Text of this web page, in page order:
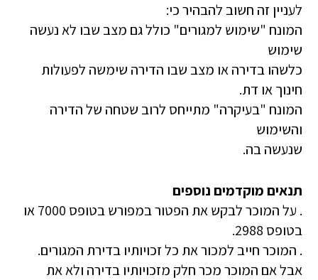
לעניין זה חשוב להבהיר כי:
המונח "שימוש למגורים" כולל גם מצב שבו לא נעשה
שימוש
כלשהו בדירה או מצב שבו הדירה שימשה לפעולות
חינוך או דת.
המונח "בעיקרה" מתייחס לרוב שטחה של הדירה
והשימוש
שנעשה בה.
תנאים מוקדמים נוספים
. על המוכר לבקש את הפטור במפורש בטופס 7000 או
בטופס 2988.
. המוכר חייב למכור את כל זכויותיו בדירת המגורים.
אבל אם המוכר מכר חלק מזכויותיו בדירה ולא את